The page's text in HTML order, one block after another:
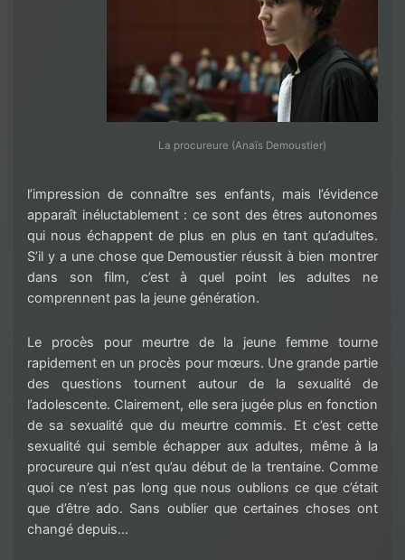
La procureure (Anaïs Demoustier)
l’impression de connaître ses enfants, mais l’évidence
apparaît inéluctablement : ce sont des êtres autonomes
qui nous échappent de plus en plus en tant qu’adultes.
S’il y a une chose que Demoustier réussit à bien montrer
dans son film, c’est à quel point les adultes ne
comprennent pas la jeune génération.
Le procès pour meurtre de la jeune femme tourne
rapidement en un procès pour mœurs. Une grande partie
des questions tournent autour de la sexualité de
l’adolescente. Clairement, elle sera jugée plus en fonction
de sa sexualité que du meurtre commis. Et c’est cette
sexualité qui semble échapper aux adultes, même à la
procureure qui n’est qu’au début de la trentaine. Comme
quoi ce n’est pas long que nous oublions ce que c’était
que d’être ado. Sans oublier que certaines choses ont
changé depuis…